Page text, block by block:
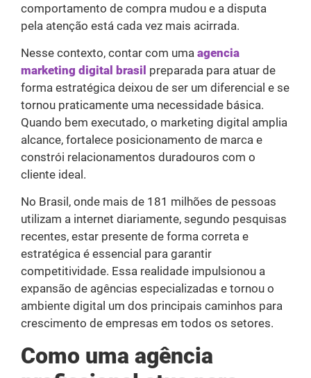
comportamento de compra mudou e a disputa
pela atenção está cada vez mais acirrada.
Nesse contexto, contar com uma agencia
marketing digital brasil preparada para atuar de
forma estratégica deixou de ser um diferencial e se
tornou praticamente uma necessidade básica.
Quando bem executado, o marketing digital amplia
alcance, fortalece posicionamento de marca e
constrói relacionamentos duradouros com o
cliente ideal.
No Brasil, onde mais de 181 milhões de pessoas
utilizam a internet diariamente, segundo pesquisas
recentes, estar presente de forma correta e
estratégica é essencial para garantir
competitividade. Essa realidade impulsionou a
expansão de agências especializadas e tornou o
ambiente digital um dos principais caminhos para
crescimento de empresas em todos os setores.
Como uma agência